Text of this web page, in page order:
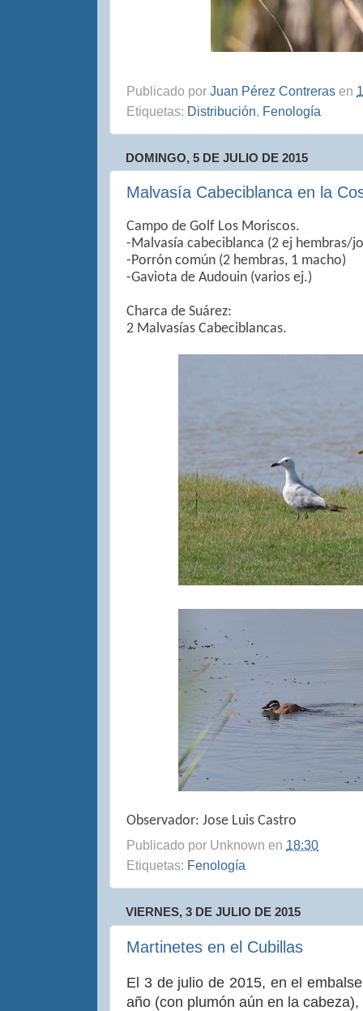
Publicado por Juan Pérez Contreras en
Etiquetas: Distribución, Fenología
DOMINGO, 5 DE JULIO DE 2015
Malvasía Cabeciblanca en la
Campo de Golf Los Moriscos.
-Malvasía cabeciblanca (2 ej hembras/
-Porrón común (2 hembras, 1 macho)
-Gaviota de Audouin (varios ej.)
Charca de Suárez:
2 Malvasías Cabeciblancas.
Observador: Jose Luis Castro
Publicado por Unknown en 18:30
Etiquetas: Fenología
VIERNES, 3 DE JULIO DE 2015
Martinetes en el Cubillas
El 3 de julio de 2015, en el
año (con plumón aún en la